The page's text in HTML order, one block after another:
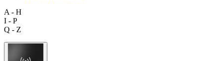
A - H
I - P
Q - Z